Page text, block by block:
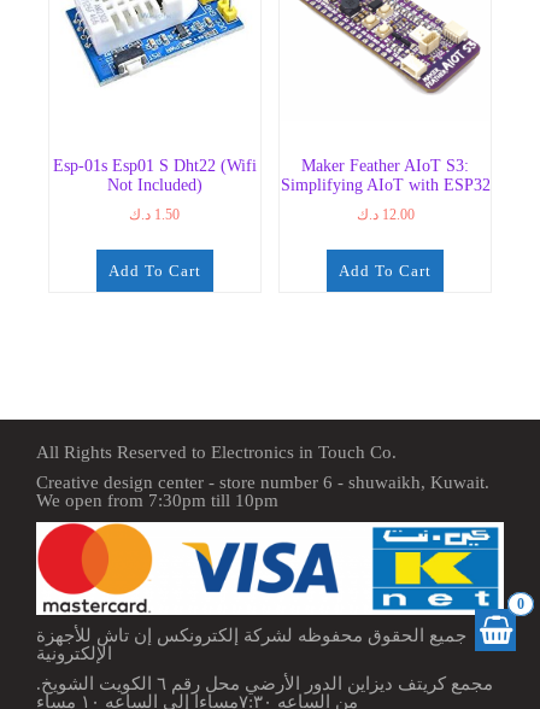
0
Esp-01s Esp01 S Dht22 (Wifi
Not Included)
1.50 د.ك
Add To Cart
Maker Feather AIoT S3:
Simplifying AIoT with ESP32
12.00 د.ك
Add To Cart
All Rights Reserved to Electronics in Touch Co.
Creative design center - store number 6 - shuwaikh, Kuwait.
We open from 7:30pm till 10pm
جميع الحقوق محفوظه لشركة إلكترونكس إن تاش للأجهزة
الإلكترونية
مجمع كريتف ديزاين الدور الأرضي محل رقم ٦ الكويت الشويخ.
من الساعه ٧:٣٠مساءا إلى الساعه ١٠ مساء